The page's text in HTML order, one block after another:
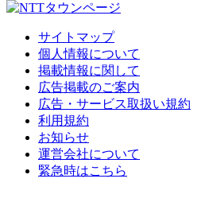
サイトマップ
個人情報について
掲載情報に関して
広告掲載のご案内
広告・サービス取扱い規約
利用規約
お知らせ
運営会社について
緊急時はこちら